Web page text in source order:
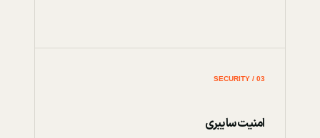
03 / SECURITY
امنیت سایبری